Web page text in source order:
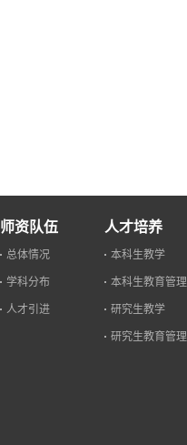
师资队伍
总体情况
学科分布
人才引进
人才培养
本科生教学
本科生教育管理
研究生教学
研究生教育管理